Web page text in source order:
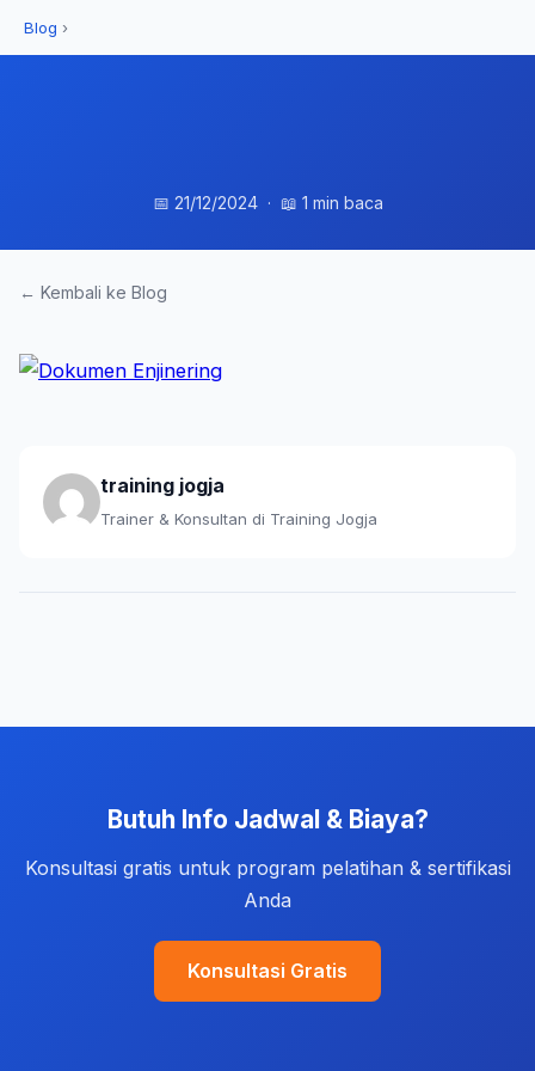
Blog ›
📅 21/12/2024 · 📖 1 min baca
← Kembali ke Blog
training jogja
Trainer & Konsultan di Training Jogja
Butuh Info Jadwal & Biaya?
Konsultasi gratis untuk program pelatihan & sertifikasi
Anda
Konsultasi Gratis